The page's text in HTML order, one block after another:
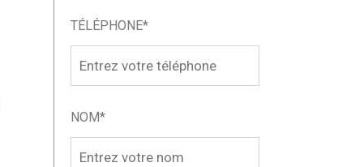
TÉLÉPHONE*
NOM*